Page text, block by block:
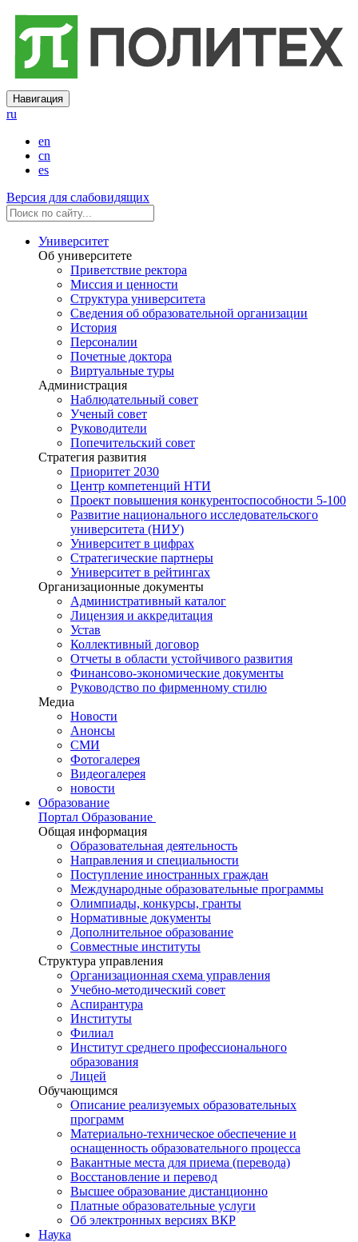
Навигация
ru
en
cn
es
Версия для слабовидящих
Университет
Об университете
Приветствие ректора
Миссия и ценности
Структура университета
Сведения об образовательной организации
История
Персоналии
Почетные доктора
Виртуальные туры
Администрация
Наблюдательный совет
Ученый совет
Руководители
Попечительский совет
Стратегия развития
Приоритет 2030
Центр компетенций НТИ
Проект повышения конкурентоспособности 5-100
Развитие национального исследовательского
университета (НИУ)
Университет в цифрах
Стратегические партнеры
Университет в рейтингах
Организационные документы
Административный каталог
Лицензия и аккредитация
Устав
Коллективный договор
Отчеты в области устойчивого развития
Финансово-экономические документы
Руководство по фирменному стилю
Медиа
Новости
Анонсы
СМИ
Фотогалерея
Видеогалерея
новости
Образование
Портал Образование
Общая информация
Образовательная деятельность
Направления и специальности
Поступление иностранных граждан
Международные образовательные программы
Олимпиады, конкурсы, гранты
Нормативные документы
Дополнительное образование
Совместные институты
Структура управления
Организационная схема управления
Учебно-методический совет
Аспирантура
Институты
Филиал
Институт среднего профессионального
образования
Лицей
Обучающимся
Описание реализуемых образовательных
программ
Материально-техническое обеспечение и
оснащенность образовательного процесса
Вакантные места для приема (перевода)
Восстановление и перевод
Высшее образование дистанционно
Платные образовательные услуги
Об электронных версиях ВКР
Наука